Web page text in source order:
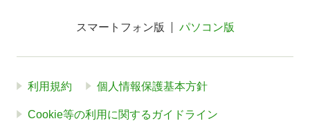
スマートフォン版 パソコン版
利用規約 個人情報保護基本方針
Cookie等の利用に関するガイドライン